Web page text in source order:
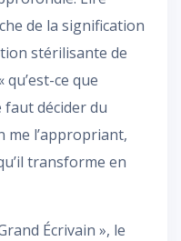
de la signification
stérilisante de
ce que
faut décider du
me l’appropriant,
transforme en
Écrivain », le